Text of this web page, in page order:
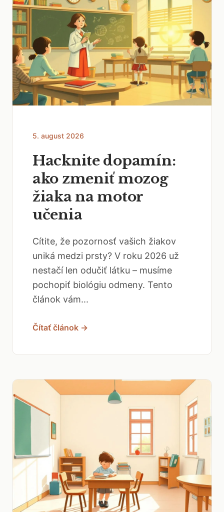
5. august 2026
Hacknite dopamín:
ako zmeniť mozog
žiaka na motor
učenia
Cítite, že pozornosť vašich žiakov
uniká medzi prsty? V roku 2026 už
nestačí len odučiť látku – musíme
pochopiť biológiu odmeny. Tento
článok vám...
Čítať článok →